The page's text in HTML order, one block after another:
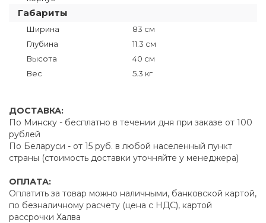
Габариты
Ширина
83 см
Глубина
11.3 см
Высота
40 см
Вес
5.3 кг
ДОСТАВКА:
По Минску - бесплатно в течении дня при заказе от 100
рублей
По Беларуси - от 15 руб. в любой населенный пункт
страны (стоимость доставки уточняйте у менеджера)
ОПЛАТА:
Оплатить за товар можно наличными, банковской картой,
по безналичному расчету (цена с НДС), картой
рассрочки Халва